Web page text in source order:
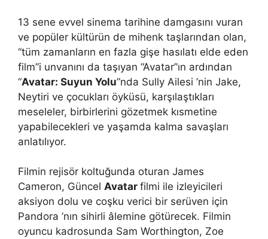
13 sene evvel sinema tarihine damgasını vuran
ve popüler kültürün de mihenk taşlarından olan,
“tüm zamanların en fazla gişe hasılatı elde eden
film”i unvanını da taşıyan “Avatar”ın ardından
“Avatar: Suyun Yolu”nda Sully Ailesi ’nin Jake,
Neytiri ve çocukları öyküsü, karşılaştıkları
meseleler, birbirlerini gözetmek kısmetine
yapabilecekleri ve yaşamda kalma savaşları
anlatılıyor.
Filmin rejisör koltuğunda oturan James
Cameron, Güncel Avatar filmi ile izleyicileri
aksiyon dolu ve coşku verici bir serüven için
Pandora ’nın sihirli âlemine götürecek. Filmin
oyuncu kadrosunda Sam Worthington, Zoe